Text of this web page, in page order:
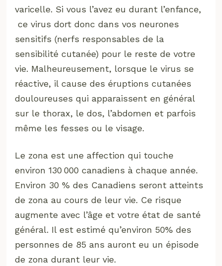
varicelle. Si vous l’avez eu durant l’enfance,
ce virus dort donc dans vos neurones
sensitifs (nerfs responsables de la
sensibilité cutanée) pour le reste de votre
vie. Malheureusement, lorsque le virus se
réactive, il cause des éruptions cutanées
douloureuses qui apparaissent en général
sur le thorax, le dos, l’abdomen et parfois
même les fesses ou le visage.
Le zona est une affection qui touche
environ 130 000 canadiens à chaque année.
Environ 30 % des Canadiens seront atteints
de zona au cours de leur vie. Ce risque
augmente avec l’âge et votre état de santé
général. Il est estimé qu’environ 50% des
personnes de 85 ans auront eu un épisode
de zona durant leur vie.